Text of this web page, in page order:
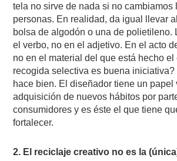
tela no sirve de nada si no cambiamos
personas. En realidad, da igual llevar
bolsa de algodón o una de polietileno.
el verbo, no en el adjetivo. En el acto
no en el material del que está hecho el
recogida selectiva es buena
hace bien. El diseñador tiene un papel
adquisición de nuevos hábitos por
consumidores y es éste el que tiene
fortalecer.
2. El reciclaje creativo no es la